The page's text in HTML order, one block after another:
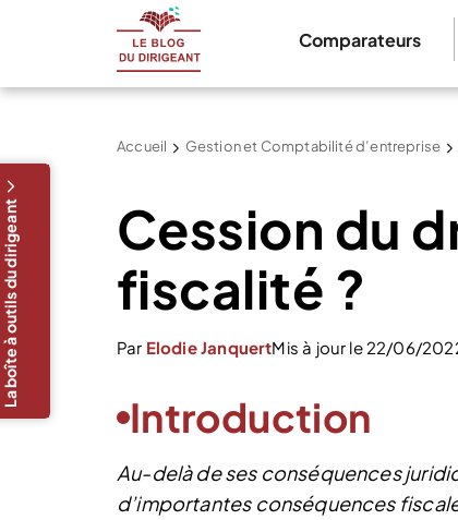
Comparateurs
Accueil Gestion et Comptabilité d’entreprise
Cession du
fiscalité ?
Par Elodie JanquertMis à jour le 22/06/
Introduction
Au-delà de ses conséquences
d’importantes conséquences
La boîte à outils du dirigeant